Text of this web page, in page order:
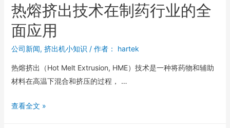
热熔挤出技术在制药行业的全
面应用
公司新闻, 挤出机小知识 / 作者： hartek
热熔挤出（Hot Melt Extrusion, HME）技术是一种将药物和辅助
材料在高温下混合和挤压的过程， …
查看全文 »